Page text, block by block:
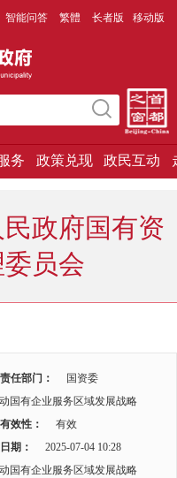
智能问答 繁體 长者版 移动版
务 政策兑现 政民互动
政府国有资
员会
任部门：
国资委
国有企业服务区域发展战略
效性：
有效
期：
2025-07-04 10:28
国有企业服务区域发展战略